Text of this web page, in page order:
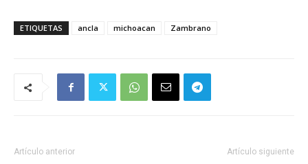
ETIQUETAS ancla michoacan Zambrano
Artículo anterior Artículo siguiente